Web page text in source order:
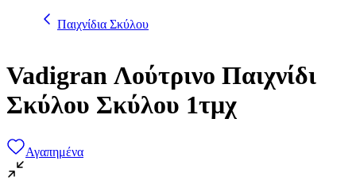
Παιχνίδια Σκύλου
Vadigran Λούτρινο Παιχνίδι
Σκύλου Σκύλου 1τμχ
Αγαπημένα